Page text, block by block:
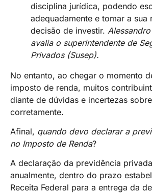
disciplina jurídica, podendo
adequadamente e tomar a sua
decisão de investir.
avalia o superintendente de
Privados (Susep).
No entanto, ao chegar o momento
imposto de renda, muitos
diante de dúvidas e incertezas
corretamente.
Afinal, quando devo declarar a
no Imposto de Renda?
A declaração da previdência
anualmente, dentro do prazo
Receita Federal para a entrega da